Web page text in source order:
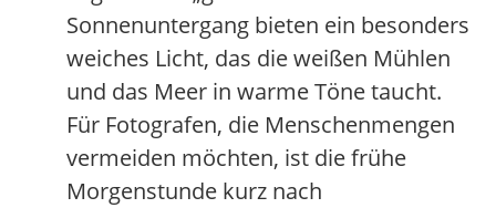
Sonnenuntergang bieten ein besonders
weiches Licht, das die weißen Mühlen
und das Meer in warme Töne taucht.
Für Fotografen, die Menschenmengen
vermeiden möchten, ist die frühe
Morgenstunde kurz nach